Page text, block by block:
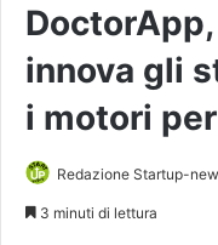
innova gli
i motori
Redazione Startup-
3 minuti di lettura